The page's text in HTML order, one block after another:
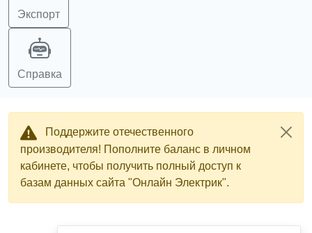
Экспорт
Справка
Поддержите отечественного
производителя! Пополните баланс в личном
кабинете, чтобы получить полный доступ к
базам данных сайта "Онлайн Электрик".